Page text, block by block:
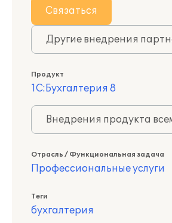
Связаться
Другие внедрения
Продукт
1С:Бухгалтерия 8
Внедрения продукта
Отрасль / Функциональная задача
Профессиональные услуги
Теги
бухгалтерия